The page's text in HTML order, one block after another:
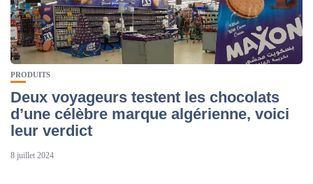
PRODUITS
Deux voyageurs testent les chocolats
d’une célèbre marque algérienne, voici
leur verdict
8 juillet 2024